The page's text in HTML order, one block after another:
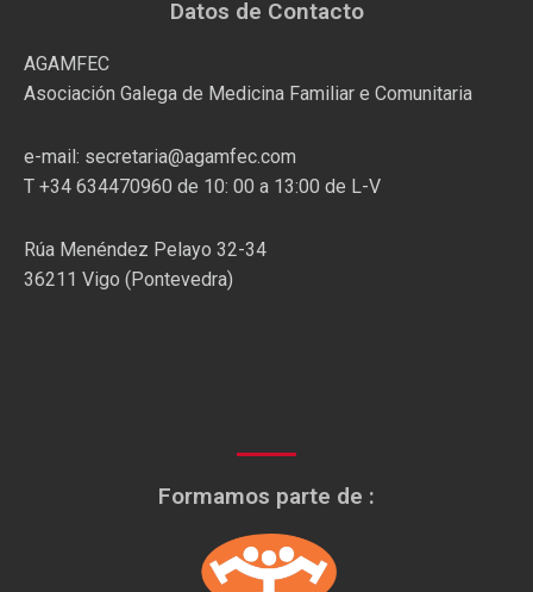
Datos de Contacto
AGAMFEC
Asociación Galega de Medicina Familiar e Comunitaria
e-mail: secretaria@agamfec.com
T +34 634470960 de 10: 00 a 13:00 de L-V
Rúa Menéndez Pelayo 32-34
36211 Vigo (Pontevedra)
Formamos parte de :